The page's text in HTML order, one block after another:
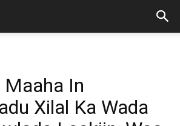
Maaha In
Xilal Ka Wada